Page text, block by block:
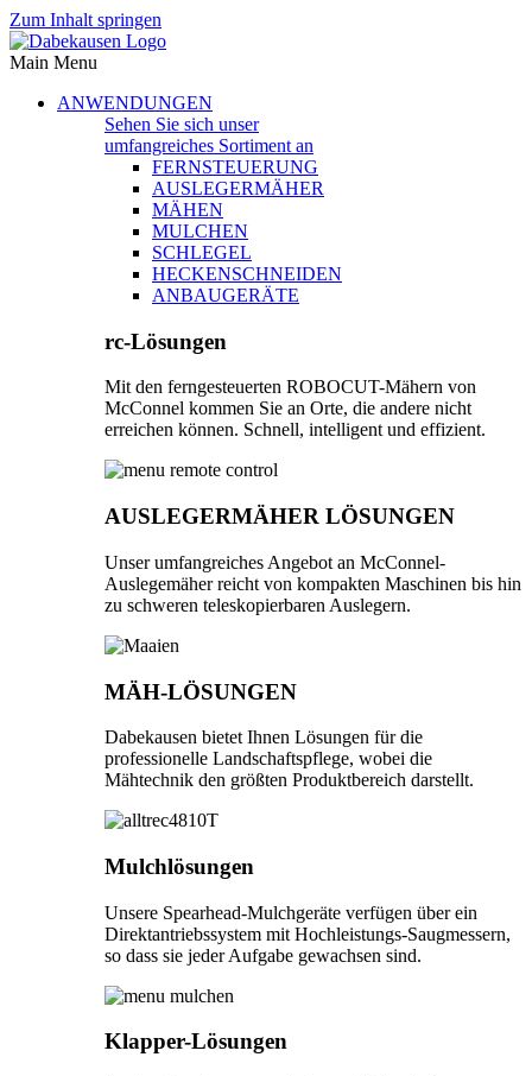
Zum Inhalt springen
Main Menu
ANWENDUNGEN
Sehen Sie sich unser
umfangreiches Sortiment an
FERNSTEUERUNG
AUSLEGERMÄHER
MÄHEN
MULCHEN
SCHLEGEL
HECKENSCHNEIDEN
ANBAUGERÄTE
rc-Lösungen
Mit den ferngesteuerten ROBOCUT-Mähern von
McConnel kommen Sie an Orte, die andere nicht
erreichen können. Schnell, intelligent und effizient.
AUSLEGERMÄHER LÖSUNGEN
Unser umfangreiches Angebot an McConnel-
Auslegemäher reicht von kompakten Maschinen bis hin
zu schweren teleskopierbaren Auslegern.
MÄH-LÖSUNGEN
Dabekausen bietet Ihnen Lösungen für die
professionelle Landschaftspflege, wobei die
Mähtechnik den größten Produktbereich darstellt.
Mulchlösungen
Unsere Spearhead-Mulchgeräte verfügen über ein
Direktantriebssystem mit Hochleistungs-Saugmessern,
so dass sie jeder Aufgabe gewachsen sind.
Klapper-Lösungen